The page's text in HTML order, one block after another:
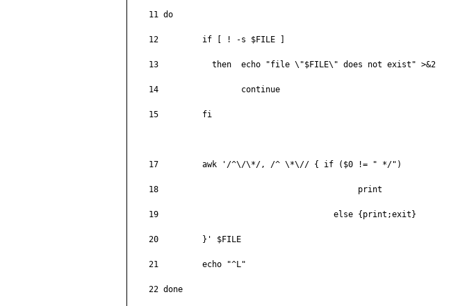
    11 do
    12         if [ ! -s $FILE ]
    13           then  echo "file \"$FILE\" does not exist" >&2
    14                 continue
    15         fi
    17         awk '/^\/\*/, /^ \*\// { if ($0 != " */")
    18                                         print
    19                                    else {print;exit}
    20         }' $FILE
    21         echo "^L"
    22 done